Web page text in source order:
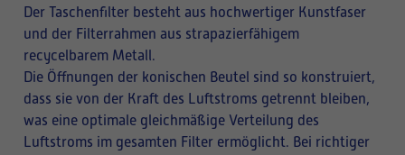
Der Taschenfilter besteht aus hochwertiger Kunstfaser
und der Filterrahmen aus strapazierfähigem
recycelbarem Metall.
Die Öffnungen der konischen Beutel sind so konstruiert,
dass sie von der Kraft des Luftstroms getrennt bleiben,
was eine optimale gleichmäßige Verteilung des
Luftstroms im gesamten Filter ermöglicht. Bei richtiger